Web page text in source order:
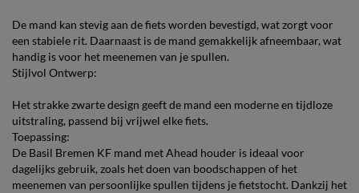
De mand kan stevig aan de fiets worden bevestigd, wat zorgt voor
een stabiele rit. Daarnaast is de mand gemakkelijk afneembaar, wat
handig is voor het meenemen van je spullen.
Stijlvol Ontwerp:
Het strakke zwarte design geeft de mand een moderne en tijdloze
uitstraling, passend bij vrijwel elke fiets.
Toepassing:
De Basil Bremen KF mand met Ahead houder is ideaal voor
dagelijks gebruik, zoals het doen van boodschappen of het
meenemen van persoonlijke spullen tijdens je fietstocht. Dankzij het